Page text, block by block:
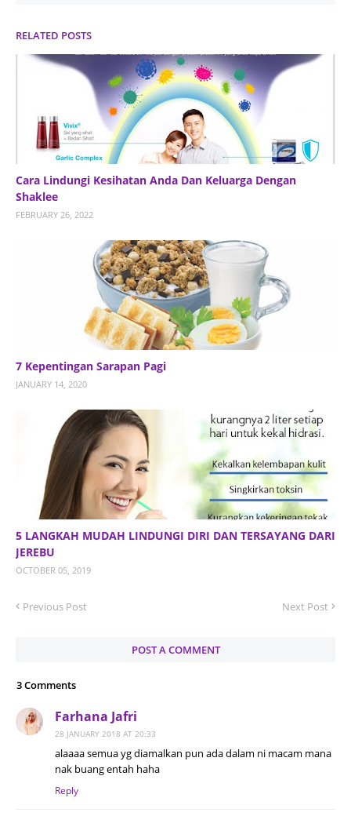
RELATED POSTS
Cara Lindungi Kesihatan Anda Dan Keluarga Dengan
Shaklee
FEBRUARY 26, 2022
7 Kepentingan Sarapan Pagi
JANUARY 14, 2020
5 LANGKAH MUDAH LINDUNGI DIRI DAN TERSAYANG DARI
JEREBU
OCTOBER 05, 2019
Previous Post Next Post
POST A COMMENT
3 Comments
Farhana Jafri
28 JANUARY 2018 AT 20:33
alaaaa semua yg diamalkan pun ada dalam ni macam mana
nak buang entah haha
Reply